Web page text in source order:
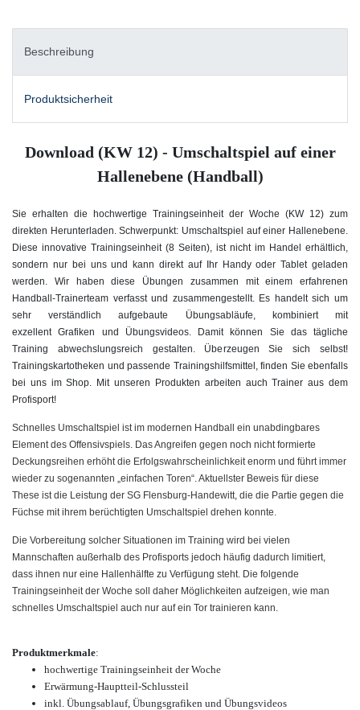
Beschreibung
Produktsicherheit
Download (KW 12) - Umschaltspiel auf einer
Hallenebene (Handball)
Sie erhalten die hochwertige Trainingseinheit der Woche (KW 12) zum
direkten Herunterladen. Schwerpunkt: Umschaltspiel auf einer Hallenebene
Diese innovative Trainingseinheit (8 Seiten), ist nicht im Handel erhältlich,
sondern nur bei uns und kann direkt auf Ihr Handy oder Tablet geladen
werden. Wir haben diese Übungen zusammen mit einem erfahrenen
Handball-Trainerteam verfasst und zusammengestellt. Es handelt sich um
sehr verständlich aufgebaute Übungsabläufe, kombiniert mit
exzellent Grafiken und Übungsvideos. Damit können Sie das tägliche
Training abwechslungsreich gestalten. Überzeugen Sie sich selbst!
Trainingskartotheken und passende Trainingshilfsmittel, finden Sie ebenfalls
bei uns im Shop. Mit unseren Produkten arbeiten auch Trainer aus dem
Profisport!
Schnelles Umschaltspiel ist im modernen Handball ein unabdingbares
Element des Offensivspiels. Das Angreifen gegen noch nicht formierte
Deckungsreihen erhöht die Erfolgswahrscheinlichkeit enorm und führt immer
wieder zu sogenannten „einfachen Toren“. Aktuellster Beweis für diese
These ist die Leistung der SG Flensburg-Handewitt, die die Partie gegen die
Füchse mit ihrem berüchtigten Umschaltspiel drehen konnte.
Die Vorbereitung solcher Situationen im Training wird bei vielen
Mannschaften außerhalb des Profisports jedoch häufig dadurch limitiert,
dass ihnen nur eine Hallenhälfte zu Verfügung steht. Die folgende
Trainingseinheit der Woche soll daher Möglichkeiten aufzeigen, wie man
schnelles Umschaltspiel auch nur auf ein Tor trainieren kann.
Produktmerkmale:
hochwertige Trainingseinheit der Woche
Erwärmung-Hauptteil-Schlussteil
inkl. Übungsablauf, Übungsgrafiken und Übungsvideos